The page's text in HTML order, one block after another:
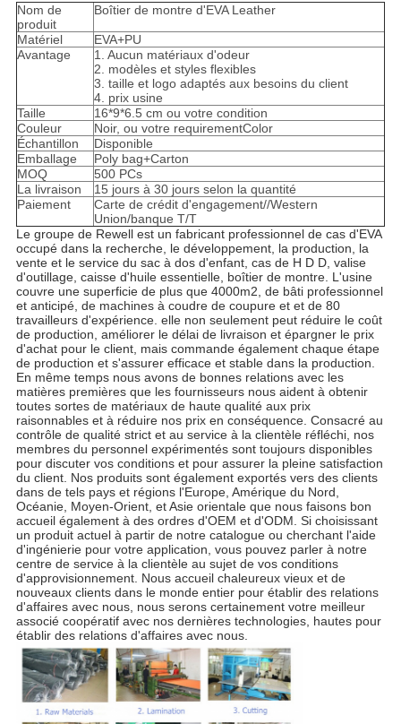
Nom de
produit
Boîtier de montre d'EVA Leather
Matériel
EVA+PU
Avantage
1. Aucun matériaux d'odeur
2. modèles et styles flexibles
3. taille et logo adaptés aux besoins du client
4. prix usine
Taille
16*9*6.5 cm ou votre condition
Couleur
Noir, ou votre requirementColor
Échantillon
Disponible
Emballage
Poly bag+Carton
MOQ
500 PCs
La livraison
15 jours à 30 jours selon la quantité
Paiement
Carte de crédit d'engagement//Western
Union/banque T/T
Le groupe de Rewell est un fabricant professionnel de cas d'EVA
occupé dans la recherche, le développement, la production, la
vente et le service du sac à dos d'enfant, cas de H D D, valise
d'outillage, caisse d'huile essentielle, boîtier de montre. L'usine
couvre une superficie de plus que 4000m2, de bâti professionnel
et anticipé, de machines à coudre de coupure et et de 80
travailleurs d'expérience. elle non seulement peut réduire le coût
de production, améliorer le délai de livraison et épargner le prix
d'achat pour le client, mais commande également chaque étape
de production et s'assurer efficace et stable dans la production.
En même temps nous avons de bonnes relations avec les
matières premières que les fournisseurs nous aident à obtenir
toutes sortes de matériaux de haute qualité aux prix
raisonnables et à réduire nos prix en conséquence. Consacré au
contrôle de qualité strict et au service à la clientèle réfléchi, nos
membres du personnel expérimentés sont toujours disponibles
pour discuter vos conditions et pour assurer la pleine satisfaction
du client. Nos produits sont également exportés vers des clients
dans de tels pays et régions l'Europe, Amérique du Nord,
Océanie, Moyen-Orient, et Asie orientale que nous faisons bon
accueil également à des ordres d'OEM et d'ODM. Si choisissant
un produit actuel à partir de notre catalogue ou cherchant l'aide
d'ingénierie pour votre application, vous pouvez parler à notre
centre de service à la clientèle au sujet de vos conditions
d'approvisionnement. Nous accueil chaleureux vieux et de
nouveaux clients dans le monde entier pour établir des relations
d'affaires avec nous, nous serons certainement votre meilleur
associé coopératif avec nos dernières technologies, hautes pour
établir des relations d'affaires avec nous.